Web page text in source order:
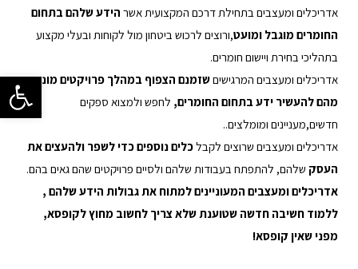
פתח
אדריכלים ומעצבים בתחילת דרכם המקצועית אשר הידע שלהם בתחום
החומרים מוגבל ומועט,ורוצים לרכוש ביטחון מול לקוחות ובעלי מקצוע
בתהליכי בחירת ויישום חומרים.
אדריכלים ומעצבים המרגישיםשזמנם הצפוף במהלך פרויקטים מונע
מהם להעשיר ידע בתחום החומרים, לחפש ולמצוא ספקים
חדשים,מעניינים ומומלצים..
אדריכלים ומעצבים שרוצים לקבלכלים נוספים כדי לשפר ולהעצים את
העסק שלהם, להתפתח בעבודות שלהם ולסיים פרויקטים שהם גאים בהם.
אדריכלים ומעצבים המעוניינים למתוח את גבולות הידע שלהם ,
ללמוד חשיבה חדשה שטוענת שלא צריך לחשוב מחוץ לקופסא,
מפני שאין קופסא!